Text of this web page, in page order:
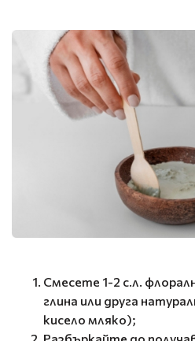
Смесете 1-2 с.л.
глина или друга
кисело мляко);